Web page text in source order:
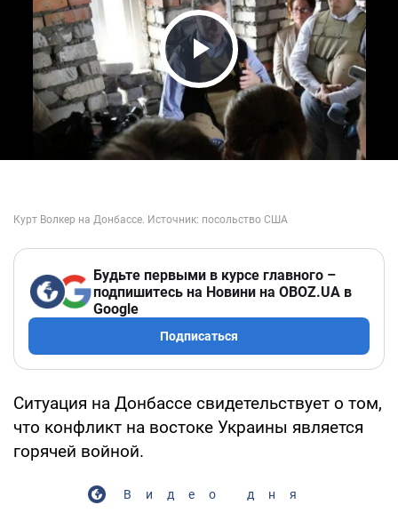
Play Video
Будьте первыми в курсе главного –
подпишитесь на Новини на OBOZ.UA в
Google
Подписаться
Ситуация на Донбассе свидетельствует о том,
что конфликт на востоке Украины является
горячей войной.
Видео дня